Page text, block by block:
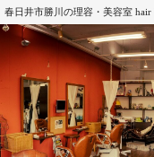
春日井市勝川の理容・美容室